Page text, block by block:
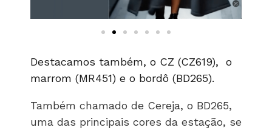
Destacamos também, o CZ (CZ619), o
marrom (MR451) e o bordô (BD265).
Também chamado de Cereja, o BD265,
uma das principais cores da estação, se